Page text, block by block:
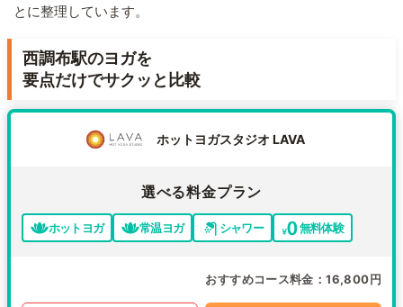
とに整理しています。
西調布駅のヨガを
要点だけでサクッと比較
ホットヨガスタジオ LAVA
選べる料金プラン
ホットヨガ 常温ヨガ シャワー 無料体験
おすすめコース料金 16,800円